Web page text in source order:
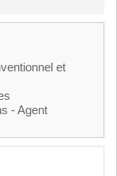
et
- Agent